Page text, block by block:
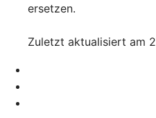
ersetzen.
Zuletzt aktualisiert am